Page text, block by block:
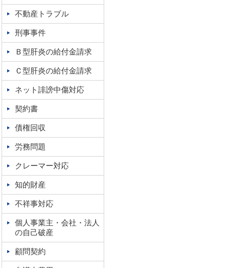
不動産トラブル
刑事事件
Ｂ型肝炎の給付金請求
Ｃ型肝炎の給付金請求
ネット誹謗中傷対応
契約書
債権回収
労務問題
クレーマー対応
知的財産
不祥事対応
個人事業主・会社・法人
の自己破産
顧問契約